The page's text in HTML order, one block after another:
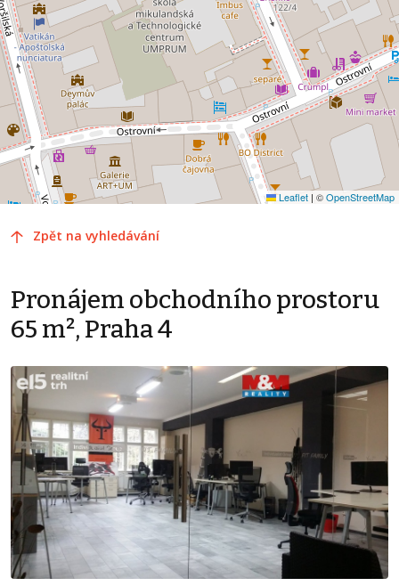
Leaflet | ©OpenStreetMap
Zpět na vyhledávání
Pronájem obchodního prostoru
65 m², Praha 4